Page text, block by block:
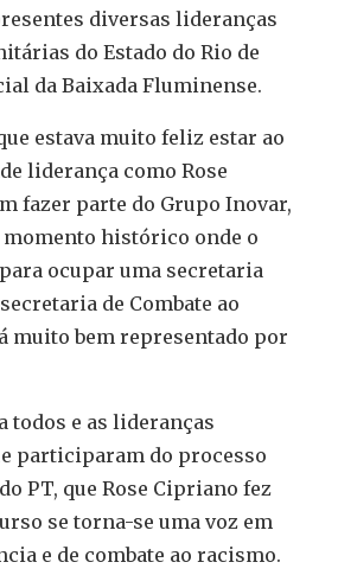
diversas lideranças
do Estado do Rio de
da Baixada Fluminense.
estava muito feliz estar ao
liderança como Rose
fazer parte do Grupo Inovar,
histórico onde o
ocupar uma secretaria
de Combate ao
muito bem representado por
todos e as lideranças
participaram do processo
PT, que Rose Cipriano fez
se torna-se uma voz em
e de combate ao racismo.